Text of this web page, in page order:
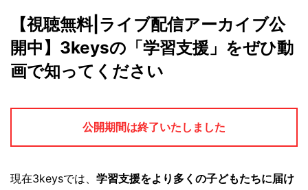
【視聴無料|ライブ配信アーカイブ公
開中】3keysの「学習支援」をぜひ動
画で知ってください
公開期間は終了いたしました
現在3keysでは、 学習支援をより多くの子どもたちに届け